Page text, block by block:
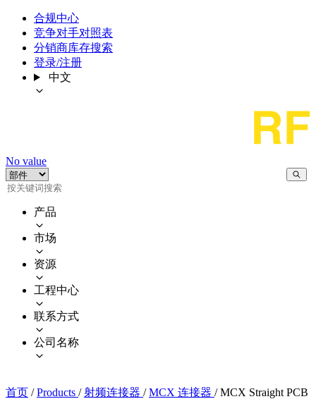
合规中心
竞争对手对照表
分销商库存搜索
登录/注册
中文
No value
产品
市场
资源
工程中心
联系方式
公司名称
首页 / Products / 射频连接器 / MCX 连接器 / MCX Straight PCB